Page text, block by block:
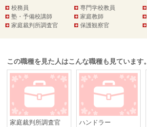
校務員
専門学校教員
塾・予備校講師
家庭教師
家庭裁判所調査官
保護観察官
この職種を見た人はこんな職種も見ています。
家庭裁判所調査官 ハンドラー